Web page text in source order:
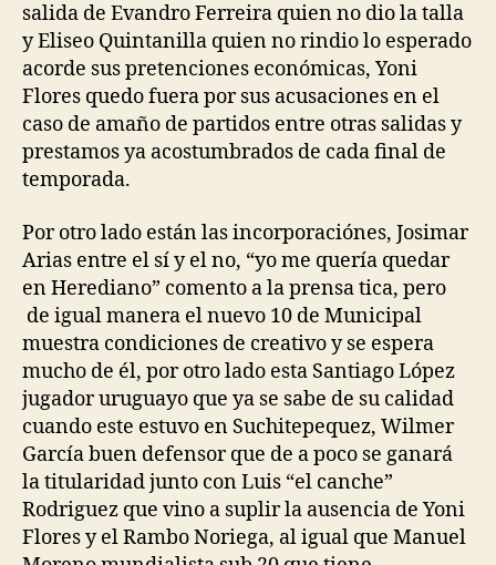
salida de Evandro Ferreira quien no dio la talla
y Eliseo Quintanilla quien no rindio lo esperado
acorde sus pretenciones económicas, Yoni
Flores quedo fuera por sus acusaciones en el
caso de amaño de partidos entre otras salidas y
prestamos ya acostumbrados de cada final de
temporada.
Por otro lado están las incorporaciónes, Josimar
Arias entre el sí y el no, “yo me quería quedar
en Herediano” comento a la prensa tica, pero
de igual manera el nuevo 10 de Municipal
muestra condiciones de creativo y se espera
mucho de él, por otro lado esta Santiago López
jugador uruguayo que ya se sabe de su calidad
cuando este estuvo en Suchitepequez, Wilmer
García buen defensor que de a poco se ganará
la titularidad junto con Luis “el canche”
Rodriguez que vino a suplir la ausencia de Yoni
Flores y el Rambo Noriega, al igual que Manuel